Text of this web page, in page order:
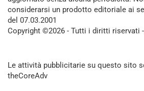
considerarsi un prodotto editoriale ai
del 07.03.2001
Copyright ©2026 - Tutti i diritti riservati -
Le attività pubblicitarie su questo sito
theCoreAdv